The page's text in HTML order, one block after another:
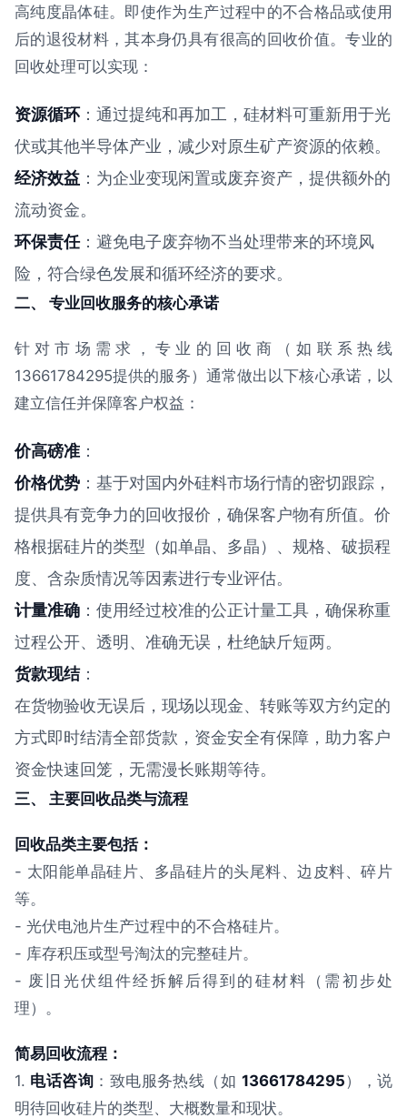
高纯度晶体硅。即使作为生产过程中的不合格品或使用
后的退役材料，其本身仍具有很高的回收价值。专业的
回收处理可以实现：
资源循环：通过提纯和再加工，硅材料可重新用于光
伏或其他半导体产业，减少对原生矿产资源的依赖。
经济效益 ：为企业变现闲置或废弃资产，提供额外的
流动资金。
环保责任：避免电子废弃物不当处理带来的环境风
险，符合绿色发展和循环经济的要求。
二、 专业回收服务的核心承诺
针对市场需求，专业的回收商（如联系热线
13661784295提供的服务）通常做出以下核心承诺，以
建立信任并保障客户权益：
价高磅准 ：
价格优势 ：基于对国内外硅料市场行情的密切跟踪，
提供具有竞争力的回收报价，确保客户物有所值。价
格根据硅片的类型（如单晶、多晶）、规格、破损程
度、含杂质情况等因素进行专业评估。
计量准确 ：使用经过校准的公正计量工具，确保称重
过程公开、透明、准确无误，杜绝缺斤短两。
货款现结：
在货物验收无误后，现场以现金、转账等双方约定的
方式即时结清全部货款，资金安全有保障，助力客户
资金快速回笼，无需漫长账期等待。
三、 主要回收品类与流程
回收品类主要包括：
- 太阳能单晶硅片、多晶硅片的头尾料、边皮料、碎片
等。
- 光伏电池片生产过程中的不合格硅片。
- 库存积压或型号淘汰的完整硅片。
- 废旧光伏组件经拆解后得到的硅材料（需初步处
理）。
简易回收流程：
1. 电话咨询 ：致电服务热线（如 13661784295），说
明待回收硅片的类型、大概数量和现状。